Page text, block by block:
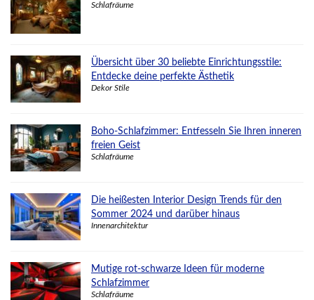
Schlafräume
Übersicht über 30 beliebte Einrichtungsstile:
Entdecke deine perfekte Ästhetik
Dekor Stile
Boho-Schlafzimmer: Entfesseln Sie Ihren inneren
freien Geist
Schlafräume
Die heißesten Interior Design Trends für den
Sommer 2024 und darüber hinaus
Innenarchitektur
Mutige rot-schwarze Ideen für moderne
Schlafzimmer
Schlafräume